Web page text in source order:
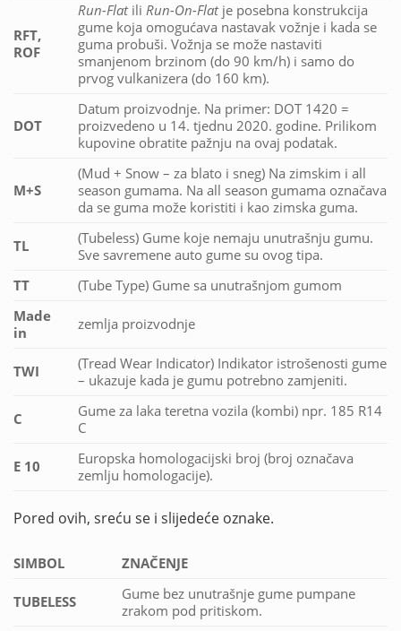
RFT,
ROF
Run-FlatiliRun-On-Flatje posebna konstrukcija
gume koja omogućava nastavak vožnje i kada se
guma probuši. Vožnja se može nastaviti
smanjenom brzinom (do 90 km/h) i samo do
prvog vulkanizera (do 160 km).
DOT
Datum proizvodnje. Na primer: DOT 1420 =
proizvedeno u 14. tjednu 2020. godine. Prilikom
kupovine obratite pažnju na ovaj podatak.
M+S
(Mud + Snow – za blato i sneg) Na zimskim i all
season gumama. Na all season gumama označava
da se guma može koristiti i kao zimska guma.
TL
(Tubeless) Gume koje nemaju unutrašnju gumu.
Sve savremene auto gume su ovog tipa.
TT
(Tube Type) Gume sa unutrašnjom gumom
Made
in
zemlja proizvodnje
TWI
(Tread Wear Indicator) Indikator istrošenosti gume
– ukazuje kada je gumu potrebno zamjeniti.
C
Gume za laka teretna vozila (kombi) npr. 185 R14
C
E 10
Europska homologacijski broj (broj označava
zemlju homologacije).
Pored ovih, sreću se i slijedeće oznake.
SIMBOL ZNAČENJE
TUBELESS
Gume bez unutrašnje gume pumpane
zrakom pod pritiskom.